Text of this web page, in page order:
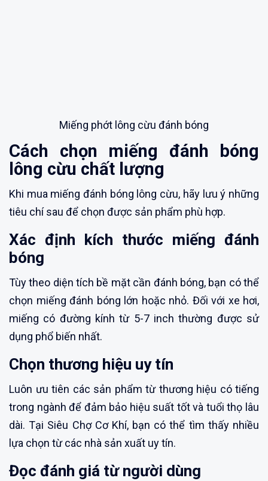
Miếng phớt lông cừu đánh bóng
Cách chọn miếng đánh bóng
lông cừu chất lượng
Khi mua miếng đánh bóng lông cừu, hãy lưu ý những
tiêu chí sau để chọn được sản phẩm phù hợp.
Xác định kích thước miếng đánh
bóng
Tùy theo diện tích bề mặt cần đánh bóng, bạn có thể
chọn miếng đánh bóng lớn hoặc nhỏ. Đối với xe hơi,
miếng có đường kính từ 5-7 inch thường được sử
dụng phổ biến nhất.
Chọn thương hiệu uy tín
Luôn ưu tiên các sản phẩm từ thương hiệu có tiếng
trong ngành để đảm bảo hiệu suất tốt và tuổi thọ lâu
dài. Tại Siêu Chợ Cơ Khí, bạn có thể tìm thấy nhiều
lựa chọn từ các nhà sản xuất uy tín.
Đọc đánh giá từ người dùng